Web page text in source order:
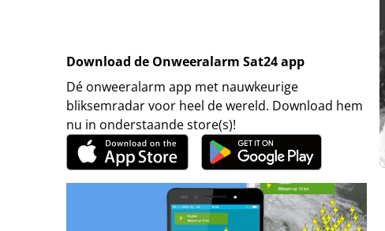
Download de Onweeralarm Sat24 app
Dé onweeralarm app met nauwkeurige
bliksemradar voor heel de wereld. Download hem
nu in onderstaande store(s)!